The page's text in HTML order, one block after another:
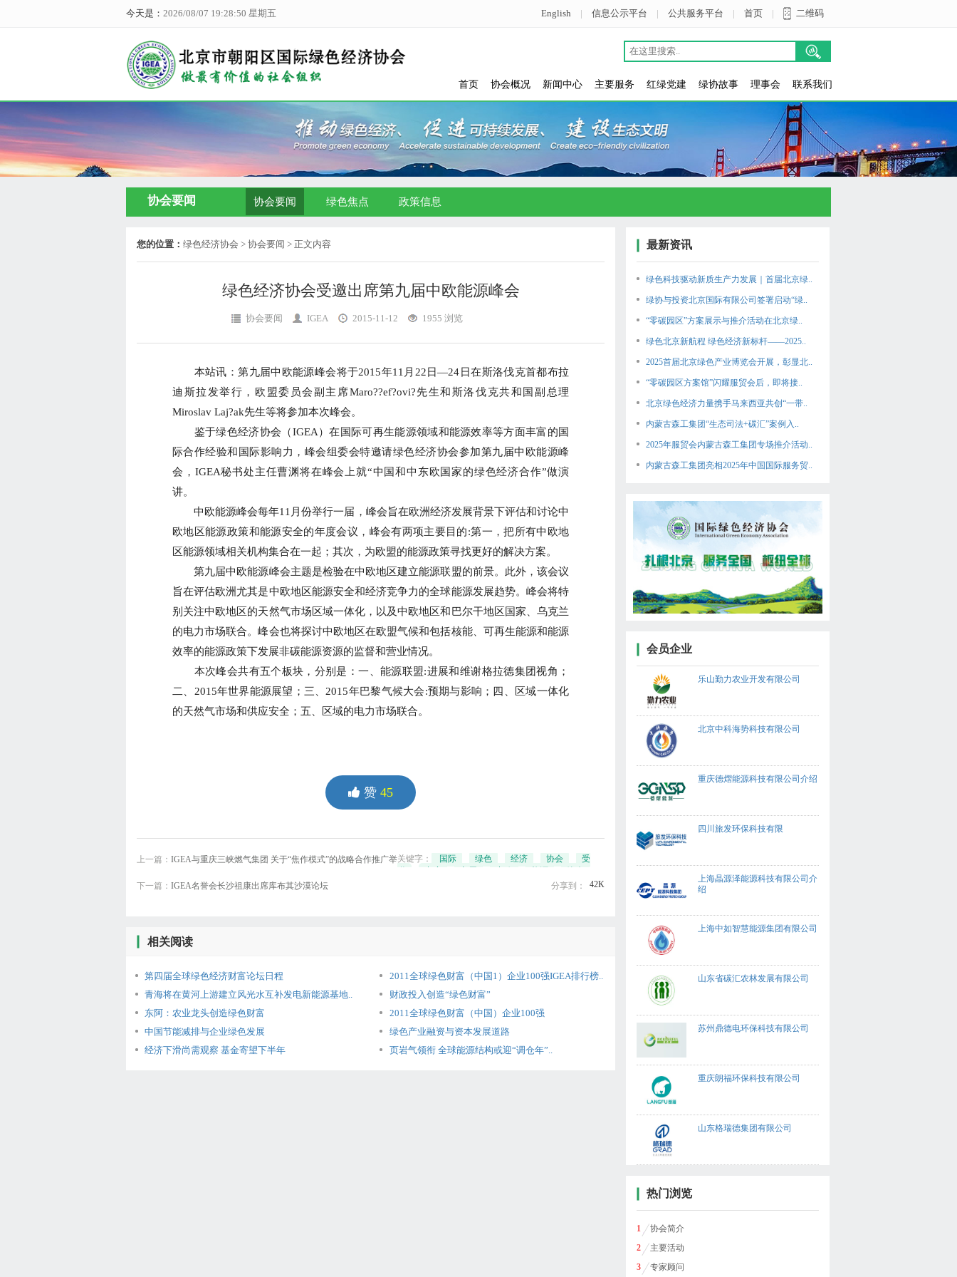
今天是： 2026/08/07 19:28:50 星期五 English | 信息公示平台 | 公共服务平台 | 首页 | 二维码
首页 协会概况 新闻中心 主要服务 红绿党建 绿协故事 理事会 联系我们
协会要闻 协会要闻 绿色焦点 政策信息
您的位置： 绿色经济协会 > 协会要闻 > 正文内容
绿色经济协会受邀出席第九届中欧能源峰会
协会要闻 IGEA 2015-11-12 1955 浏览
本站讯：第九届中欧能源峰会将于2015年11月22日—24日在斯洛伐克首都布拉
迪斯拉发举行，欧盟委员会副主席Maro??ef?ovi?先生和斯洛伐克共和国副总理
Miroslav Laj?ak先生等将参加本次峰会。
鉴于绿色经济协会（IGEA）在国际可再生能源领域和能源效率等方面丰富的国
际合作经验和国际影响力，峰会组委会特邀请绿色经济协会参加第九届中欧能源峰
会，IGEA秘书处主任曹渊将在峰会上就“中国和中东欧国家的绿色经济合作”做演
讲。
中欧能源峰会每年11月份举行一届，峰会旨在欧洲经济发展背景下评估和讨论中
欧地区能源政策和能源安全的年度会议，峰会有两项主要目的:第一，把所有中欧地
区能源领域相关机构集合在一起；其次，为欧盟的能源政策寻找更好的解决方案。
第九届中欧能源峰会主题是检验在中欧地区建立能源联盟的前景。此外，该会议
旨在评估欧洲尤其是中欧地区能源安全和经济竞争力的全球能源发展趋势。峰会将特
别关注中欧地区的天然气市场区域一体化，以及中欧地区和巴尔干地区国家、乌克兰
的电力市场联合。峰会也将探讨中欧地区在欧盟气候和包括核能、可再生能源和能源
效率的能源政策下发展非碳能源资源的监督和营业情况。
本次峰会共有五个板块，分别是：一、能源联盟:进展和维谢格拉德集团视角；
二、2015年世界能源展望；三、2015年巴黎气候大会:预期与影响；四、区域一体化
的天然气市场和供应安全；五、区域的电力市场联合。
赞 45
上一篇： IGEA与重庆三峡燃气集团 关于“焦作模式”的战略合作推广举
行会
下一篇： IGEA名誉会长沙祖康出席库布其沙漠论坛
关键字： 国际 绿色 经济 协会
受
分享到：
42K
相关阅读
第四届全球绿色经济财富论坛日程
2011全球绿色财富（中国1）企业100强IGEA排行榜..
青海将在黄河上游建立风光水互补发电新能源基地..
财政投入创造“绿色财富”
东阿：农业龙头创造绿色财富
2011全球绿色财富（中国）企业100强
中国节能减排与企业绿色发展
绿色产业融资与资本发展道路
经济下滑尚需观察 基金寄望下半年
页岩气领衔 全球能源结构或迎“调仓年”..
最新资讯
绿色科技驱动新质生产力发展｜首届北京绿..
绿协与投资北京国际有限公司签署启动“绿..
“零碳园区”方案展示与推介活动在北京绿..
绿色北京新航程 绿色经济新标杆——2025..
2025首届北京绿色产业博览会开展，彰显北..
“零碳园区方案馆”闪耀服贸会后，即将接..
北京绿色经济力量携手马来西亚共创“一带..
内蒙古森工集团“生态司法+碳汇”案例入..
2025年服贸会内蒙古森工集团专场推介活动..
内蒙古森工集团亮相2025年中国国际服务贸..
会员企业
乐山勤力农业开发有限公司
北京中科海势科技有限公司
重庆德熠能源科技有限公司介绍
四川旅发环保科技有限
上海晶源泽能源科技有限公司介
绍
上海中如智慧能源集团有限公司
山东省碳汇农林发展有限公司
苏州鼎德电环保科技有限公司
重庆朗福环保科技有限公司
山东格瑞德集团有限公司
热门浏览
1
协会简介
2
主要活动
3
专家顾问